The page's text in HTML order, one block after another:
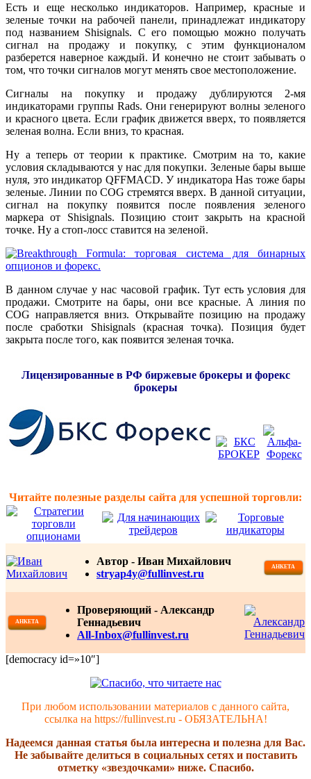
Есть и еще несколько индикаторов. Например, красные и
зеленые точки на рабочей панели, принадлежат индикатору
под названием Shisignals. С его помощью можно получать
сигнал на продажу и покупку, с этим функционалом
разберется наверное каждый. И конечно не стоит забывать о
том, что точки сигналов могут менять свое местоположение.
Сигналы на покупку и продажу дублируются 2-мя
индикаторами группы Rads. Они генерируют волны зеленого
и красного цвета. Если график движется вверх, то появляется
зеленая волна. Если вниз, то красная.
Ну а теперь от теории к практике. Смотрим на то, какие
условия складываются у нас для покупки. Зеленые бары выше
нуля, это индикатор QFFMACD. У индикатора Has тоже бары
зеленые. Линии по COG стремятся вверх. В данной ситуации,
сигнал на покупку появится после появления зеленого
маркера от Shisignals. Позицию стоит закрыть на красной
точке. Ну а стоп-лосс ставится на зеленой.
В данном случае у нас часовой график. Тут есть условия для
продажи. Смотрите на бары, они все красные. А линия по
COG направляется вниз. Открывайте позицию на продажу
после сработки Shisignals (красная точка). Позиция будет
закрыта после того, как появится зеленая точка.
Лицензированные в РФ биржевые брокеры и форекс
брокеры
Читайте полезные разделы сайта для успешной торговли:
Автор - Иван Михайлович
stryap4y@fullinvest.ru
АНКЕТА
АНКЕТА
Проверяющий - Александр
Геннадьевич
All-Inbox@fullinvest.ru
[democracy id=»10″]
При любом использовании материалов с данного сайта,
ссылка на https://fullinvest.ru - ОБЯЗАТЕЛЬНА!
Надеемся данная статья была интересна и полезна для Вас.
Не забывайте делиться в социальных сетях и поставить
отметку «звездочками» ниже. Спасибо.